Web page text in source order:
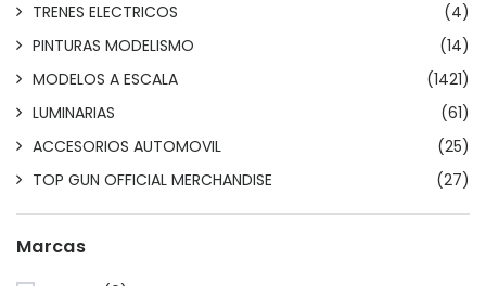
TRENES ELECTRICOS
(4)
PINTURAS MODELISMO
(14)
MODELOS A ESCALA
(1421)
LUMINARIAS
(61)
ACCESORIOS AUTOMOVIL
(25)
TOP GUN OFFICIAL MERCHANDISE
(27)
Marcas